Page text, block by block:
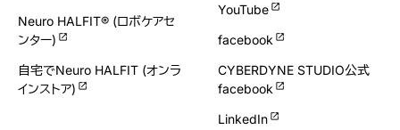
Neuro HALFIT® (ロボケアセ
ンター)
自宅でNeuro HALFIT (オンラ
インストア)
YouTube
facebook
CYBERDYNE STUDIO公式
facebook
LinkedIn